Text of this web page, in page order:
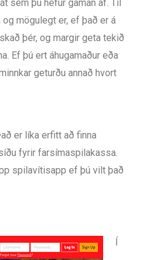
sem þú hefur gaman af. Til
mögulegt er, ef það er á
þér, og margir geta tekið
Ef þú ert áhugamaður eða
geturðu annað hvort
er líka erfitt að finna
fyrir farsímaspilakassa.
spilavítisapp ef þú vilt það